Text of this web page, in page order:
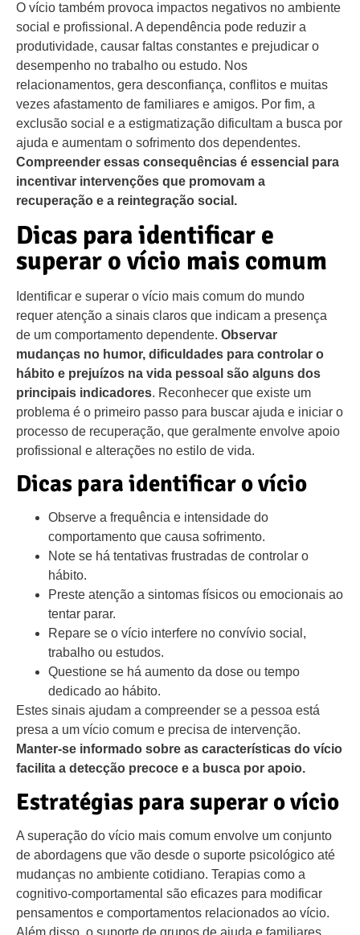
O vício também provoca impactos negativos no ambiente
social e profissional. A dependência pode reduzir a
produtividade, causar faltas constantes e prejudicar o
desempenho no trabalho ou estudo. Nos
relacionamentos, gera desconfiança, conflitos e muitas
vezes afastamento de familiares e amigos. Por fim, a
exclusão social e a estigmatização dificultam a busca por
ajuda e aumentam o sofrimento dos dependentes.
Compreender essas consequências é essencial para
incentivar intervenções que promovam a
recuperação e a reintegração social.
Dicas para identificar e
superar o vício mais comum
Identificar e superar o vício mais comum do mundo
requer atenção a sinais claros que indicam a presença
de um comportamento dependente. Observar
mudanças no humor, dificuldades para controlar o
hábito e prejuízos na vida pessoal são alguns dos
principais indicadores. Reconhecer que existe um
problema é o primeiro passo para buscar ajuda e iniciar o
processo de recuperação, que geralmente envolve apoio
profissional e alterações no estilo de vida.
Dicas para identificar o vício
Observe a frequência e intensidade do
comportamento que causa sofrimento.
Note se há tentativas frustradas de controlar o
hábito.
Preste atenção a sintomas físicos ou emocionais ao
tentar parar.
Repare se o vício interfere no convívio social,
trabalho ou estudos.
Questione se há aumento da dose ou tempo
dedicado ao hábito.
Estes sinais ajudam a compreender se a pessoa está
presa a um vício comum e precisa de intervenção.
Manter-se informado sobre as características do vício
facilita a detecção precoce e a busca por apoio.
Estratégias para superar o vício
A superação do vício mais comum envolve um conjunto
de abordagens que vão desde o suporte psicológico até
mudanças no ambiente cotidiano. Terapias como a
cognitivo-comportamental são eficazes para modificar
pensamentos e comportamentos relacionados ao vício.
Além disso, o suporte de grupos de ajuda e familiares